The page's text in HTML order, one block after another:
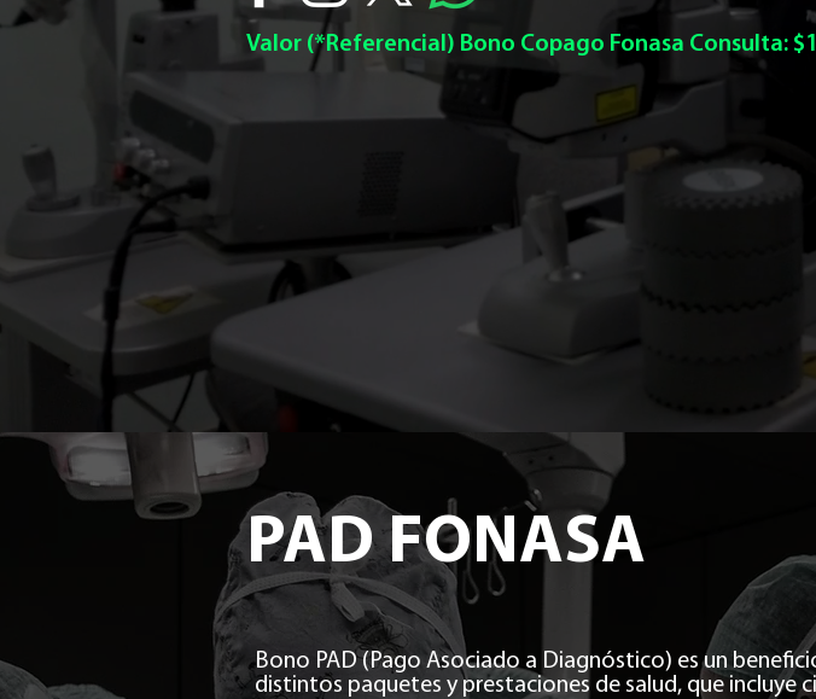
Valor (*Referencial) Bono Copago Fonasa Consulta:
PAD FONASA
Bono PAD (Pago Asociado a Diagnóstico) es un
distintos paquetes y prestaciones de salud, que incluye